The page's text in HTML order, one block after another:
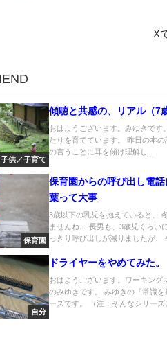
X
子供／子育て
傾聴と共感の、リアル（7
おはようございます。みゆきです
たりを育てています。 昨日の本
の言うことに耳を傾け理解し...
保育園
保育園からの呼び出し電
葉って大事
3歳以下の乳児を抱えていると、
ませんね… 長男も、3歳児くらい
っきり呼び出しが減りましたが、
自分
ドライヤーをやめてみた。
おはようございます。ワーキング
のみゆきです。 みゆきの『常識を
ーズです。 （注：そんなシリーズ